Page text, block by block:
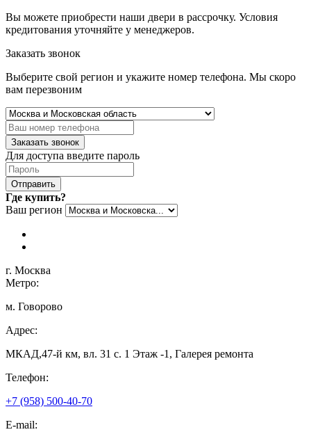
Вы можете приобрести наши двери в рассрочку. Условия
кредитования уточняйте у менеджеров.
Заказать звонок
Выберите свой регион и укажите номер телефона. Мы скоро
вам перезвоним
Заказать звонок
Для доступа введите пароль
Отправить
Где купить?
Ваш регион
г. Москва
Метро:
м. Говорово
Адрес:
МКАД,47-й км, вл. 31 с. 1 Этаж -1, Галерея ремонта
Телефон:
+7 (958) 500-40-70
E-mail: